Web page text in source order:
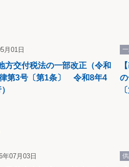
ことを加えることとされました。
月01日
方交付税法の一部改正（令和
第3号〔第1条〕 令和8年4
年07月03日